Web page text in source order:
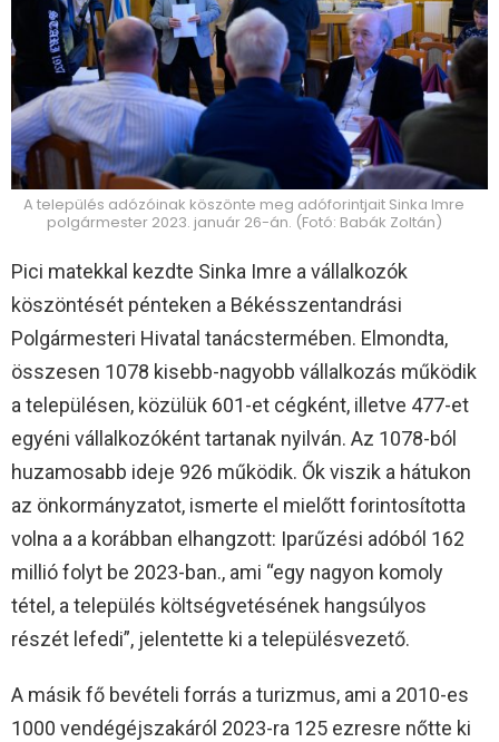
A település adózóinak köszönte meg adóforintjait Sinka Imre
polgármester 2023. január 26-án. (Fotó: Babák Zoltán)
Pici matekkal kezdte Sinka Imre a vállalkozók
köszöntését pénteken a Békésszentandrási
Polgármesteri Hivatal tanácstermében. Elmondta,
összesen 1078 kisebb-nagyobb vállalkozás működik
a településen, közülük 601-et cégként, illetve 477-et
egyéni vállalkozóként tartanak nyilván. Az 1078-ból
huzamosabb ideje 926 működik. Ők viszik a hátukon
az önkormányzatot, ismerte el mielőtt forintosította
volna a a korábban elhangzott: Iparűzési adóból 162
millió folyt be 2023-ban., ami “egy nagyon komoly
tétel, a település költségvetésének hangsúlyos
részét lefedi”, jelentette ki a településvezető.
A másik fő bevételi forrás a turizmus, ami a 2010-es
1000 vendégéjszakáról 2023-ra 125 ezresre nőtte ki